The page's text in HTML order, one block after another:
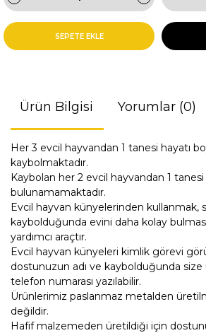
SEPETE EKLE
Ürün Bilgisi Yorumlar (0)
Her 3 evcil hayvandan 1 tanesi hayatı
kaybolmaktadır.
Kaybolan her 2 evcil hayvandan 1 tanesi
bulunamamaktadır.
Evcil hayvan künyelerinden kullanmak,
kaybolduğunda evini daha kolay
yardımcı araçtır.
Evcil hayvan künyeleri kimlik görevi
dostunuzun adı ve kaybolduğunda size
telefon numarası yazılabilir.
Ürünlerimiz paslanmaz metalden
değildir.
Hafif malzemeden üretildiği için